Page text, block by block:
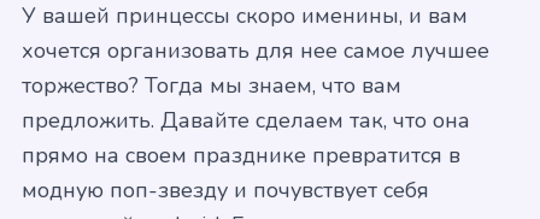
У вашей принцессы скоро именины, и вам
хочется организовать для нее самое лучшее
торжество? Тогда мы знаем, что вам
предложить. Давайте сделаем так, что она
прямо на своем празднике превратится в
модную поп-звезду и почувствует себя